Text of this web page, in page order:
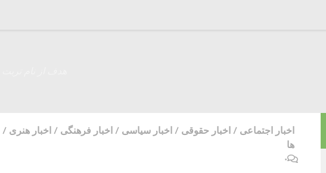
اخبار اجتماعی / اخبار حقوقی / اخبار سیاسی / اخبار فرهنگی / اخبار هنری /
ها
۰